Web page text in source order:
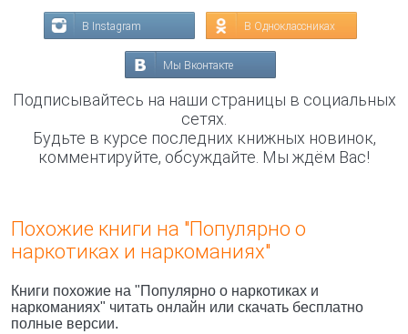
В Instagram В Одноклассниках
Мы Вконтакте
Подписывайтесь на наши страницы в социальных
сетях.
Будьте в курсе последних книжных новинок,
комментируйте, обсуждайте. Мы ждём Вас!
Похожие книги на "Популярно о
наркотиках и наркоманиях"
Книги похожие на "Популярно о наркотиках и
наркоманиях" читать онлайн или скачать бесплатно
полные версии.